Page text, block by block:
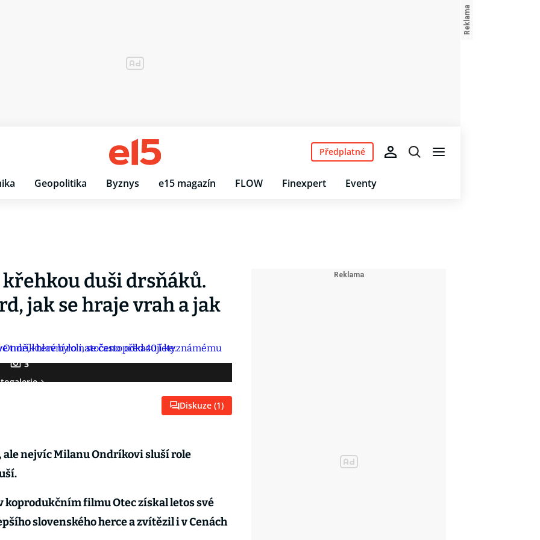
Geopolitika Byznys e15 magazín FLOW Finexpert Eventy
Předplatné
duši drsňáků.
jak se hraje vrah a jak
3
Diskuze (1)
ale nejvíc Milanu Ondríkovi sluší role
koprodukčním filmu Otec získal letos své
slovenského herce a zvítězil i v Cenách